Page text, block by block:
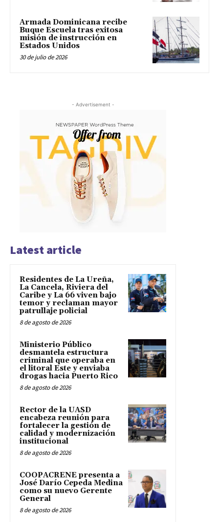
Armada Dominicana recibe
Buque Escuela tras exitosa
misión de instrucción en
Estados Unidos
30 de julio de 2026
- Advertisement -
Latest article
Residentes de La Ureña,
La Cancela, Riviera del
Caribe y La 66 viven bajo
temor y reclaman mayor
patrullaje policial
8 de agosto de 2026
Ministerio Público
desmantela estructura
criminal que operaba en
el litoral Este y enviaba
drogas hacia Puerto Rico
8 de agosto de 2026
Rector de la UASD
encabeza reunión para
fortalecer la gestión de
calidad y modernización
institucional
8 de agosto de 2026
COOPACRENE presenta a
José Darío Cepeda Medina
como su nuevo Gerente
General
8 de agosto de 2026